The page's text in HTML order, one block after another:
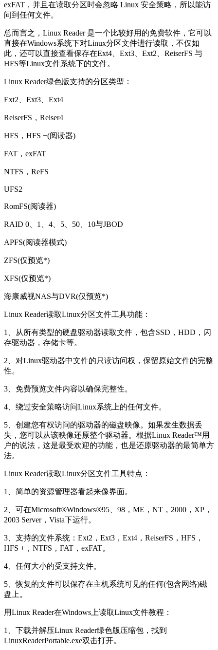
exFAT，并且在读取分区时会忽略 Linux 安全策略，所以能访
问到任何文件。
总而言之，Linux Reader 是一个比较好用的免费软件，它可以
直接在Windows系统下对Linux分区文件进行读取，不仅如
此，还可以直接查看保存在Ext4、Ext3、Ext2、ReiserFS 与
HFS等Linux文件系统下的文件。
Linux Reader绿色版支持的分区类型：
Ext2、Ext3、Ext4
ReiserFS，Reiser4
HFS，HFS +(阅读器)
FAT，exFAT
NTFS，ReFS
UFS2
RomFS(阅读器)
RAID 0、1、4、5、50、10与JBOD
APFS(阅读器模式)
ZFS(仅预览*)
XFS(仅预览*)
海康威视NAS与DVR(仅预览*)
Linux Reader读取Linux分区文件工具功能：
1、从所有类型的硬盘驱动器读取文件，包含SSD，HDD，闪
存驱动器，存储卡等。
2、对Linux驱动器中文件的只读访问权，保留原始文件的完整
性。
3、免费预览文件内容以确保完整性。
4、绕过安全策略访问Linux系统上的任何文件。
5、创建您有权访问的驱动器的磁盘映像。如果发生数据丢
失，您可以从该映像还原整个驱动器。根据Linux Reader™用
户的说法，这是最受欢迎的功能，也是还原驱动器的最简单方
法。
Linux Reader读取Linux分区文件工具特点：
1、简单的资源管理器看起来像界面。
2、可在Microsoft®Windows®95、98，ME，NT，2000，XP，
2003 Server，Vista下运行。
3、支持的文件系统：Ext2，Ext3，Ext4，ReiserFS，HFS，
HFS +，NTFS，FAT，exFAT。
4、任何大小的受支持文件。
5、恢复的文件可以保存在主机系统可见的任何(包含网络)磁
盘上。
用Linux Reader在Windows上读取Linux文件教程：
1、下载并解压Linux Reader绿色版压缩包，找到
LinuxReaderPortable.exe双击打开。